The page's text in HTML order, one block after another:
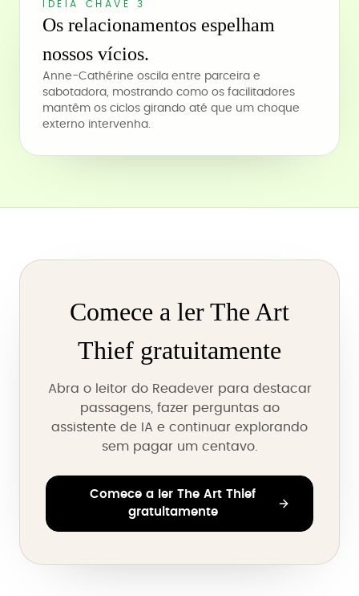
IDEIA CHAVE 3
Os relacionamentos espelham
nossos vícios.
Anne-Cathérine oscila entre parceira e
sabotadora, mostrando como os facilitadores
mantêm os ciclos girando até que um choque
externo intervenha.
Comece a ler The Art
Thief gratuitamente
Abra o leitor do Readever para destacar
passagens, fazer perguntas ao
assistente de IA e continuar explorando
sem pagar um centavo.
Comece a ler The Art Thief
gratuitamente